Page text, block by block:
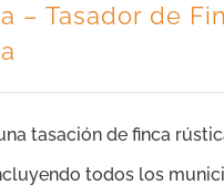
– Tasador de
tasación de finca
todos los